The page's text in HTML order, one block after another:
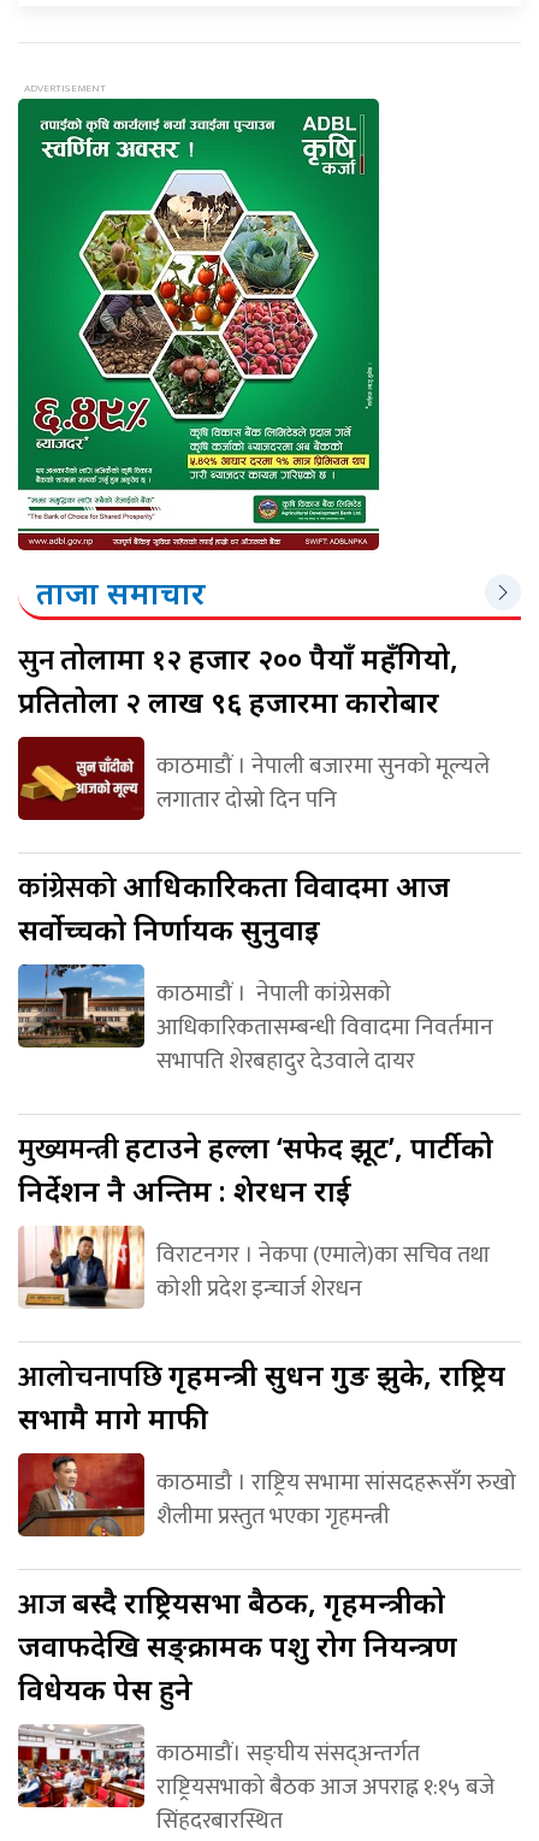
ताजा समाचार
सुनतोलामा १२ हजार २०० रुपैयाँ महँगियो,
प्रतितोला २ लाख ९६ हजारमा कारोबार
काठमाडौं । नेपाली बजारमा सुनको मूल्यले
लगातार दोस्रो दिन पनि
कांग्रेसकोआधिकारिकता विवादमा आज
सर्वोच्चको निर्णायक सुनुवाइ
काठमाडौं । नेपाली कांग्रेसको
आधिकारिकतासम्बन्धी विवादमा निवर्तमान
सभापति शेरबहादुर देउवाले दायर
मुख्यमन्त्रीहटाउने हल्ला ‘सफेद झूट’, पार्टीको
निर्देशन नै अन्तिम : शेरधन राई
विराटनगर । नेकपा (एमाले)का सचिव तथा
कोशी प्रदेश इन्चार्ज शेरधन
आलोचनापछिगृहमन्त्री सुधन गुरुङ झुके, राष्ट्रिय
सभामै मागे माफी
काठमाडौ । राष्ट्रिय सभामा सांसदहरूसँग रुखो
शैलीमा प्रस्तुत भएका गृहमन्त्री
आजबस्दै राष्ट्रियसभा बैठक, गृहमन्त्रीको
जवाफदेखि सङ्क्रामक पशु रोग नियन्त्रण
विधेयक पेस हुने
काठमाडौं। सङ्घीय संसद्अन्तर्गत
राष्ट्रियसभाको बैठक आज अपराह्न १:१५ बजे
सिंहदरबारस्थित